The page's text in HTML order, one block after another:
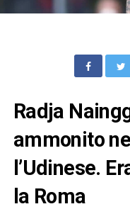
Radja
ammonito
l’Udinese.
la Roma